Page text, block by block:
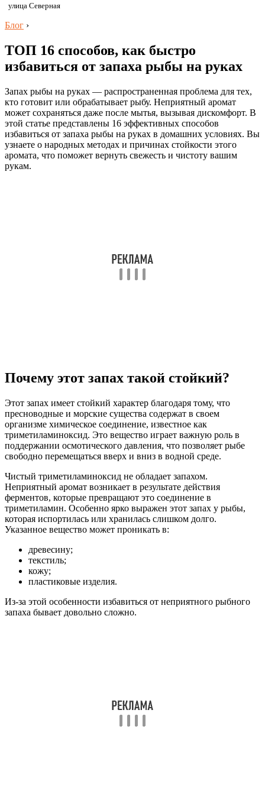
улица Северная
Блог ›
ТОП 16 способов, как быстро
избавиться от запаха рыбы на руках
Запах рыбы на руках — распространенная проблема для тех,
кто готовит или обрабатывает рыбу. Неприятный аромат
может сохраняться даже после мытья, вызывая дискомфорт. В
этой статье представлены 16 эффективных способов
избавиться от запаха рыбы на руках в домашних условиях. Вы
узнаете о народных методах и причинах стойкости этого
аромата, что поможет вернуть свежесть и чистоту вашим
рукам.
Почему этот запах такой стойкий?
Этот запах имеет стойкий характер благодаря тому, что
пресноводные и морские существа содержат в своем
организме химическое соединение, известное как
триметиламиноксид. Это вещество играет важную роль в
поддержании осмотического давления, что позволяет рыбе
свободно перемещаться вверх и вниз в водной среде.
Чистый триметиламиноксид не обладает запахом.
Неприятный аромат возникает в результате действия
ферментов, которые превращают это соединение в
триметиламин. Особенно ярко выражен этот запах у рыбы,
которая испортилась или хранилась слишком долго.
Указанное вещество может проникать в:
древесину;
текстиль;
кожу;
пластиковые изделия.
Из-за этой особенности избавиться от неприятного рыбного
запаха бывает довольно сложно.